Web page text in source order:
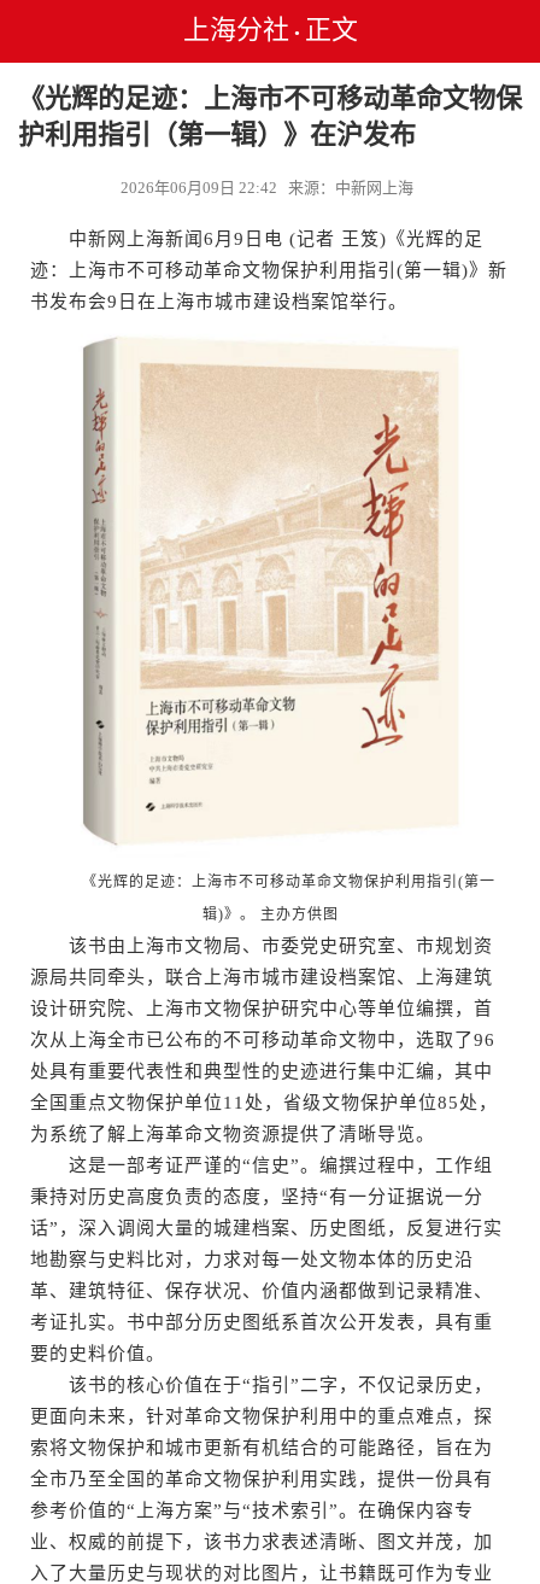
上海分社 • 正文
《光辉的足迹：上海市不可移动革命文物保
护利用指引（第一辑）》在沪发布
2026年06月09日 22:42 来源：中新网上海
中新网上海新闻6月9日电 (记者 王笈)《光辉的足
迹：上海市不可移动革命文物保护利用指引(第一辑)》新
书发布会9日在上海市城市建设档案馆举行。
《光辉的足迹：上海市不可移动革命文物保护利用指引(第一
辑)》。 主办方供图
该书由上海市文物局、市委党史研究室、市规划资
源局共同牵头，联合上海市城市建设档案馆、上海建筑
设计研究院、上海市文物保护研究中心等单位编撰，首
次从上海全市已公布的不可移动革命文物中，选取了96
处具有重要代表性和典型性的史迹进行集中汇编，其中
全国重点文物保护单位11处，省级文物保护单位85处，
为系统了解上海革命文物资源提供了清晰导览。
这是一部考证严谨的“信史”。编撰过程中，工作组
秉持对历史高度负责的态度，坚持“有一分证据说一分
话”，深入调阅大量的城建档案、历史图纸，反复进行实
地勘察与史料比对，力求对每一处文物本体的历史沿
革、建筑特征、保存状况、价值内涵都做到记录精准、
考证扎实。书中部分历史图纸系首次公开发表，具有重
要的史料价值。
该书的核心价值在于“指引”二字，不仅记录历史，
更面向未来，针对革命文物保护利用中的重点难点，探
索将文物保护和城市更新有机结合的可能路径，旨在为
全市乃至全国的革命文物保护利用实践，提供一份具有
参考价值的“上海方案”与“技术索引”。在确保内容专
业、权威的前提下，该书力求表述清晰、图文并茂，加
入了大量历史与现状的对比图片，让书籍既可作为专业